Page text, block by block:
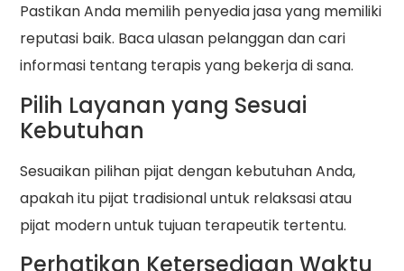
Pastikan Anda memilih penyedia jasa yang memiliki
reputasi baik. Baca ulasan pelanggan dan cari
informasi tentang terapis yang bekerja di sana.
Pilih Layanan yang Sesuai
Kebutuhan
Sesuaikan pilihan pijat dengan kebutuhan Anda,
apakah itu pijat tradisional untuk relaksasi atau
pijat modern untuk tujuan terapeutik tertentu.
Perhatikan Ketersediaan Waktu